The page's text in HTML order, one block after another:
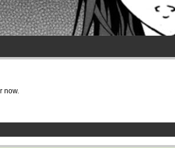
now.